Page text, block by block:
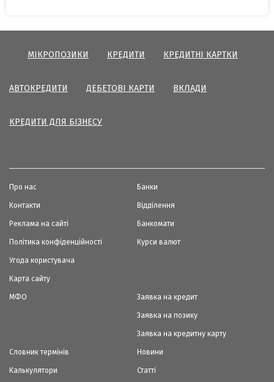
МІКРОПОЗИКИ КРЕДИТИ КРЕДИТНІ КАРТКИ
АВТОКРЕДИТИ ДЕБЕТОВІ КАРТИ ВКЛАДИ
КРЕДИТИ ДЛЯ БІЗНЕСУ
Про нас
Контакти
Реклама на сайті
Політика конфіденційності
Угода користувача
Карта сайту
Банки
Відділення
Банкомати
Курси валют
МФО Заявка на кредит
Заявка на позику
Заявка на кредитну карту
Словник термінів
Калькулятори
Новини
Статті